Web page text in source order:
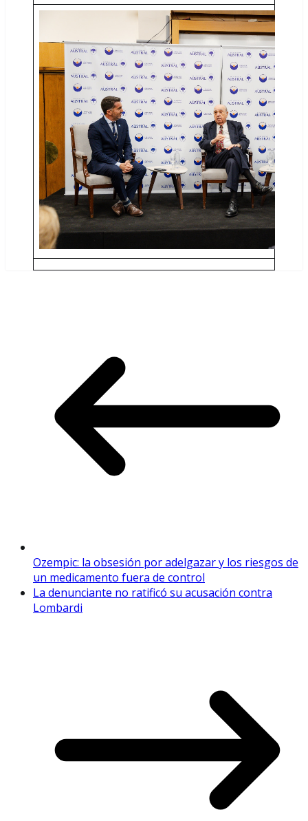
Ozempic: la obsesión por adelgazar y los riesgos de
un medicamento fuera de control
La denunciante no ratificó su acusación contra
Lombardi